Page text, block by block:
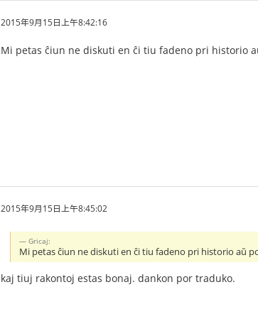
2015年9月15日上午8:42:16
Mi petas ĉiun ne diskuti en ĉi tiu fadeno pri historio
2015年9月15日上午8:45:02
Gricaj:
Mi petas ĉiun ne diskuti en ĉi tiu fadeno pri historio aŭ
kaj tiuj rakontoj estas bonaj. dankon por traduko.